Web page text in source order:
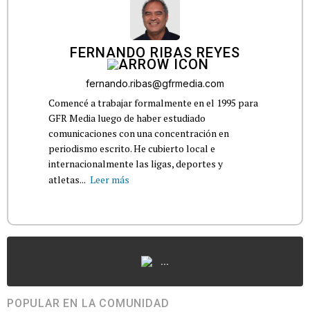
FERNANDO RIBAS REYES
fernando.ribas@gfrmedia.com
Comencé a trabajar formalmente en el 1995 para
GFR Media luego de haber estudiado
comunicaciones con una concentración en
periodismo escrito. He cubierto local e
internacionalmente las ligas, deportes y
atletas... Leer más
...
POPULAR EN LA COMUNIDAD